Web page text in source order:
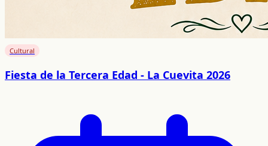
Cultural
Fiesta de la Tercera Edad - La Cuevita 2026